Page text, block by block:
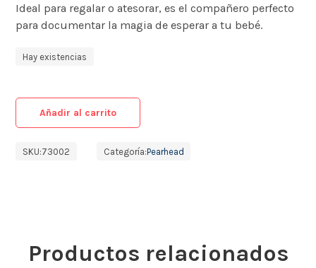
Ideal para regalar o atesorar, es el compañero perfecto
para documentar la magia de esperar a tu bebé.
Hay existencias
Añadir al carrito
SKU:73002 Categoría:Pearhead
Productos relacionados